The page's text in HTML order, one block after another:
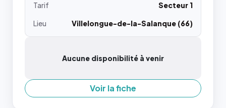
Tarif
Secteur 1
Lieu
Villelongue-de-la-Salanque (66)
Aucune disponibilité à venir
Voir la fiche